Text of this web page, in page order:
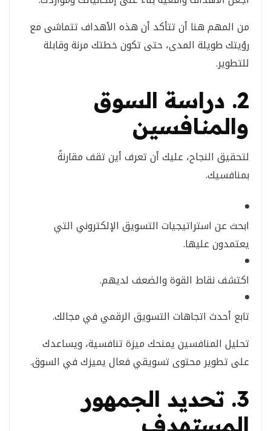
من المهم هنا أن تتأكد أن هذه الأهداف تتماشى مع
رؤيتك طويلة المدى، حتى تكون خطتك مرنة وقابلة
للتطوير.
2. دراسة السوق
والمنافسين
لتحقيق النجاح، عليك أن تعرف أين تقف مقارنةً
بمنافسيك.
ابحث عن استراتيجيات التسويق الإلكتروني التي
يعتمدون عليها.
اكتشف نقاط القوة والضعف لديهم.
تابع أحدث اتجاهات التسويق الرقمي في مجالك.
تحليل المنافسين يمنحك ميزة تنافسية، ويساعدك
على تطوير محتوى تسويقي فعال يميزك في السوق.
3. تحديد الجمهور
المستهدف